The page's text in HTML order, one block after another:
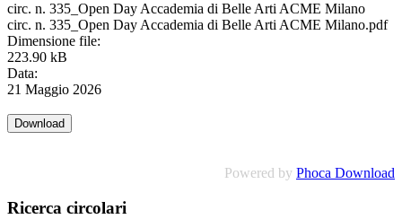
circ. n. 335_Open Day Accademia di Belle Arti ACME Milano
circ. n. 335_Open Day Accademia di Belle Arti ACME Milano.pdf
Dimensione file:
223.90 kB
Data:
21 Maggio 2026
Powered by Phoca Download
Ricerca circolari